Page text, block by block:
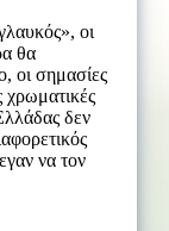
οι
θα
οι σημασίες
χρωματικές
δεν
να τον